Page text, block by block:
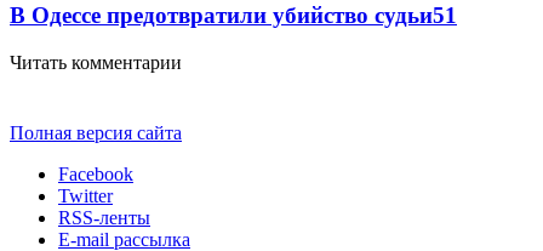
В Одессе предотвратили убийство судьи51
Читать комментарии
Полная версия сайта
Facebook
Twitter
RSS-ленты
E-mail рассылка